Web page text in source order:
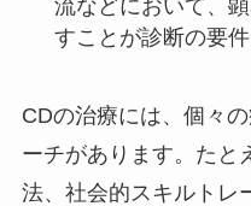
流などにおいて、
すことが診断の要件
CDの治療には、個々
ーチがあります。たと
法、社会的スキルトレ